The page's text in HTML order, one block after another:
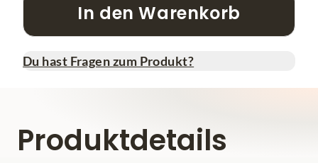
In den Warenkorb
Du hast Fragen zum Produkt?
Produktdetails